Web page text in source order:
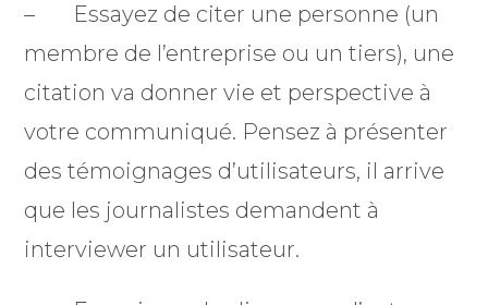
– Essayez de citer une personne (un
membre de l’entreprise ou un tiers), une
citation va donner vie et perspective à
votre communiqué. Pensez à présenter
des témoignages d’utilisateurs, il arrive
que les journalistes demandent à
interviewer un utilisateur.